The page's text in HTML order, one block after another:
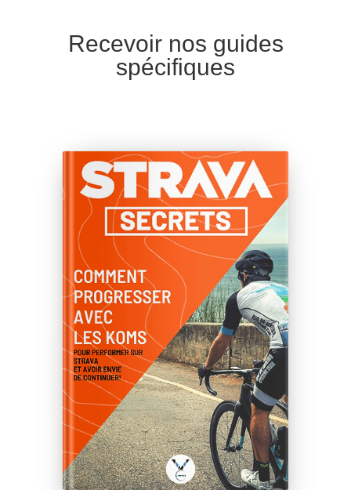
Recevoir nos guides
spécifiques